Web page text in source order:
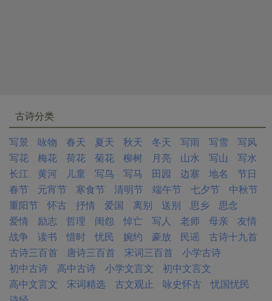
古诗分类
写景
咏物 春天 夏天 秋天 冬天 写雨 写雪
写风
写花
梅花 荷花 菊花 柳树 月亮 山水 写山
写水
长江
黄河 儿童 写鸟 写马 田园 边塞 地名
节日
春节
元宵节 寒食节 清明节 端午节 七夕节
中秋节
重阳节
怀古 抒情 爱国 离别 送别 思乡
思念
爱情
励志 哲理 闺怨 悼亡 写人 老师 母亲
友情
战争
读书 惜时 忧民 婉约 豪放 民谣
古诗十九首
古诗三百首
唐诗三百首 宋词三百首
小学古诗
初中古诗
高中古诗 小学文言文
初中文言文
高中文言文
宋词精选 古文观止 咏史怀古
忧国忧民